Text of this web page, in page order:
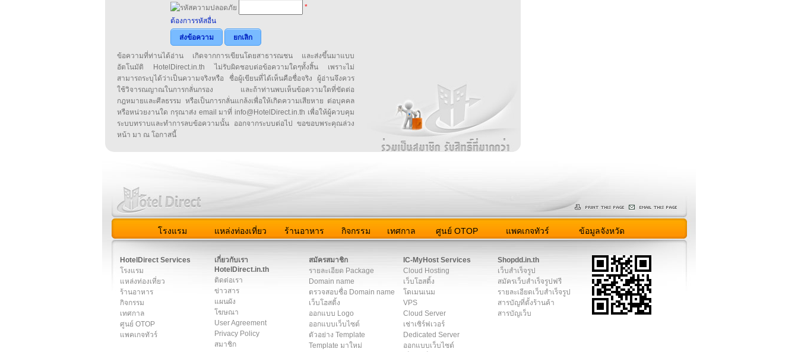
*
ต้องการรหัสอื่น
ส่งข้อความ
ยกเลิก
ข้อความที่ท่านได้อ่าน เกิดจากการเขียนโดยสาธารณชน และส่งขึ้นมาแบบ
อัตโนมัติ HotelDirect.in.th ไม่รับผิดชอบต่อข้อความใดๆทั้งสิ้น เพราะไม่
สามารถระบุได้ว่าเป็นความจริงหรือ ชื่อผู้เขียนที่ได้เห็นคือชื่อจริง ผู้อ่านจึงควร
ใช้วิจารณญาณในการกลั่นกรอง และถ้าท่านพบเห็นข้อความใดที่ขัดต่อ
กฎหมายและศีลธรรม หรือเป็นการกลั่นแกล้งเพื่อให้เกิดความเสียหาย ต่อบุคคล
หรือหน่วยงานใด กรุณาส่ง email มาที่ info@HotelDirect.in.th เพื่อให้ผู้ควบคุม
ระบบทราบและทำการลบข้อความนั้น ออกจากระบบต่อไป ขอขอบพระคุณล่วง
หน้า มา ณ โอกาสนี้
โรงแรม แหล่งท่องเที่ยว ร้านอาหาร กิจกรรม เทศกาล ศูนย์ OTOP แพคเกจทัวร์ ข้อมูลจังหวัด
HotelDirect Services
โรงแรม
แหล่งท่องเที่ยว
ร้านอาหาร
กิจกรรม
เทศกาล
ศูนย์ OTOP
แพคเกจทัวร์
เกี่ยวกับเรา
HotelDirect.in.th
ติดต่อเรา
ข่าวสาร
แผนผัง
โฆษณา
User Agreement
Privacy Policy
สมาชิก
สมัครสมาชิก
รายละเอียด Package
Domain name
ตรวจสอบชื่อ Domain name
เว็บโฮสติ้ง
ออกแบบ Logo
ออกแบบเว็บไซต์
ตัวอย่าง Template
Template มาใหม่
IC-MyHost Services
Cloud Hosting
เว็บโฮสติ้ง
โดเมนเนม
VPS
Cloud Server
เช่าเซิร์ฟเวอร์
Dedicated Server
ออกแบบเว็บไซต์
Shopdd.in.th
เว็บสำเร็จรูป
สมัครเว็บสำเร็จรูปฟรี
รายละเอียดเว็บสำเร็จรูป
สารบัญที่ตั้งร้านค้า
สารบัญเว็บ